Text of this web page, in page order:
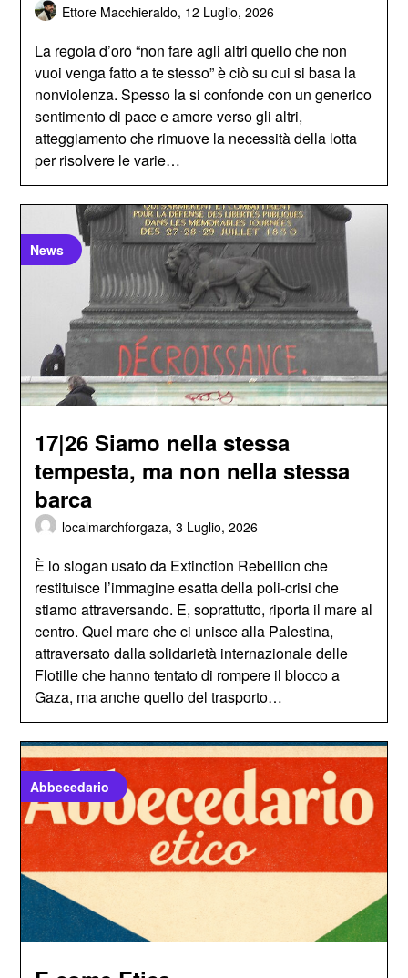
Ettore Macchieraldo, 12 Luglio, 2026
La regola d’oro “non fare agli altri quello che non
vuoi venga fatto a te stesso” è ciò su cui si basa la
nonviolenza. Spesso la si confonde con un generico
sentimento di pace e amore verso gli altri,
atteggiamento che rimuove la necessità della lotta
per risolvere le varie…
News
17|26 Siamo nella stessa
tempesta, ma non nella stessa
barca
localmarchforgaza,3 Luglio, 2026
È lo slogan usato da Extinction Rebellion che
restituisce l’immagine esatta della poli-crisi che
stiamo attraversando. E, soprattutto, riporta il mare al
centro. Quel mare che ci unisce alla Palestina,
attraversato dalla solidarietà internazionale delle
Flotille che hanno tentato di rompere il blocco a
Gaza, ma anche quello del trasporto…
Abbecedario